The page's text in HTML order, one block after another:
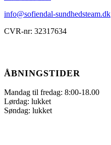
info@sofiendal-sundhedsteam.dk
CVR-nr: 32317634
ÅBNINGSTIDER
Mandag til fredag: 8:00-18.00
Lørdag: lukket
Søndag: lukket